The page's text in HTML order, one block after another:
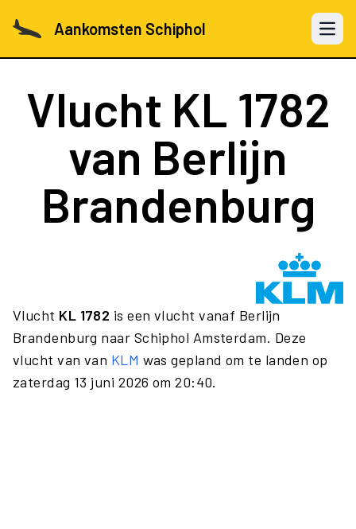
Aankomsten Schiphol Open
Vlucht KL 1782
van Berlijn
Brandenburg
Vlucht KL 1782 is een vlucht vanaf Berlijn
Brandenburg naar Schiphol Amsterdam. Deze
vlucht van van KLM was gepland om te landen op
zaterdag 13 juni 2026 om 20:40.